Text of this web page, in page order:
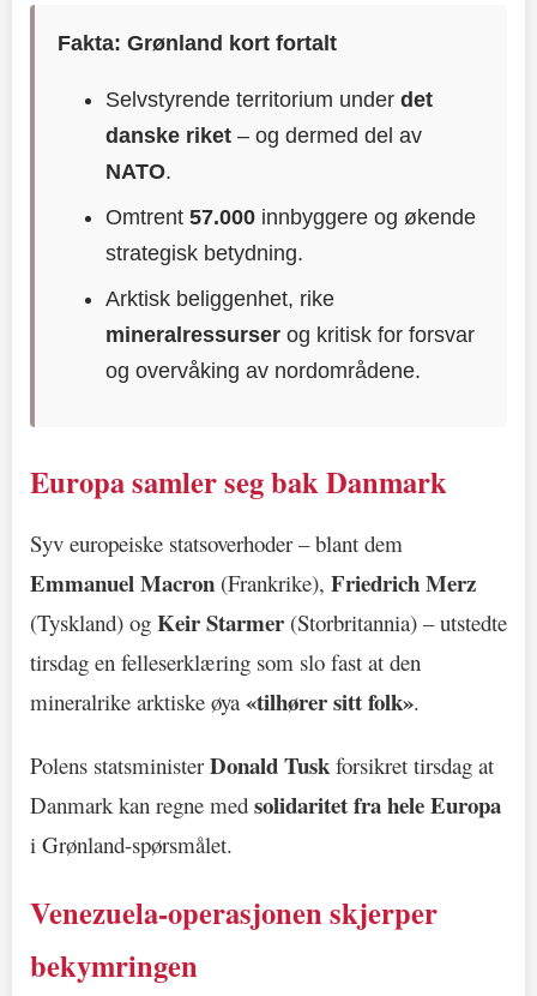
Fakta: Grønland kort fortalt
Selvstyrende territorium underdet
danske riket – og dermed del av
NATO.
Omtrent57.000 innbyggere og økende
strategisk betydning.
Arktisk beliggenhet, rike
mineralressurser og kritisk for forsvar
og overvåking av nordområdene.
Europa samler seg bak Danmark
Syv europeiske statsoverhoder – blant dem
Emmanuel Macron (Frankrike), Friedrich Merz
(Tyskland) og Keir Starmer (Storbritannia) – utstedte
tirsdag en felleserklæring som slo fast at den
mineralrike arktiske øya«tilhører sitt folk».
Polens statsministerDonald Tusk forsikret tirsdag at
Danmark kan regne med solidaritet fra hele Europa
i Grønland-spørsmålet.
Venezuela-operasjonen skjerper
bekymringen